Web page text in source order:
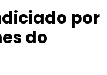
por
do